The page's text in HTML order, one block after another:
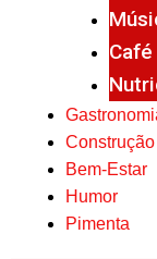
Bem-Estar
Humor
Pimenta